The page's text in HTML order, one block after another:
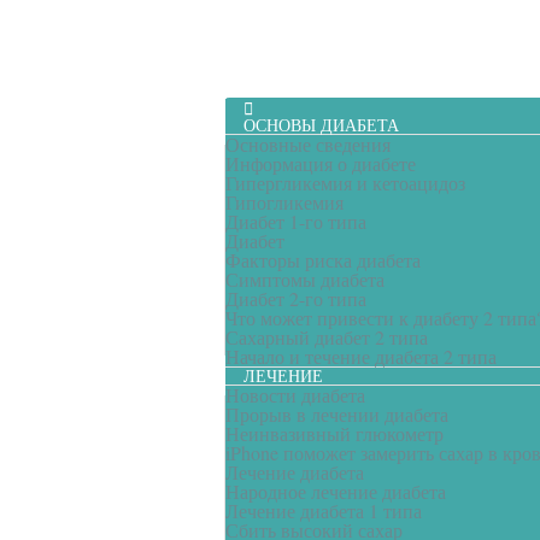
ОСНОВЫ ДИАБЕТА
Основные сведения
Информация о диабете
Гипергликемия и кетоацидоз
Гипогликемия
Диабет 1-го типа
Диабет
Факторы риска диабета
Симптомы диабета
Диабет 2-го типа
Что может привести к диабету 2
Сахарный диабет 2 типа
Начало и течение диабета 2 типа
ЛЕЧЕНИЕ
Новости диабета
Прорыв в лечении диабета
Неинвазивный глюкометр
iPhone поможет замерить сахар в
Лечение диабета
Народное лечение диабета
Лечение диабета 1 типа
Сбить высокий сахар